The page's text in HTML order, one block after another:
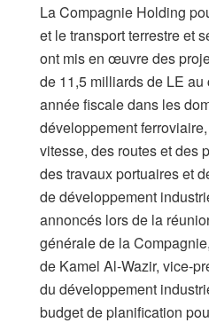
La Compagnie Holding
et le transport terrestre et
ont mis en œuvre des
de 11,5 milliards de LE
année fiscale dans les
développement
vitesse, des routes et des
des travaux portuaires et
de développement
annoncés lors de la
générale de la
de Kamel Al-Wazir, vice-
du développement
budget de planification